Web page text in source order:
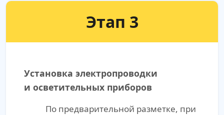
Этап 3
Установка электропроводки
и осветительных приборов
По предварительной разметке, при